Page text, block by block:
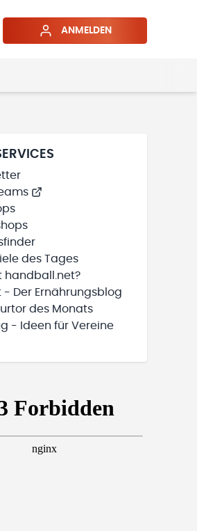
ANMELDEN
des Tages
handball.net?
- Der Ernährungsblog
des Monats
- Ideen für Vereine